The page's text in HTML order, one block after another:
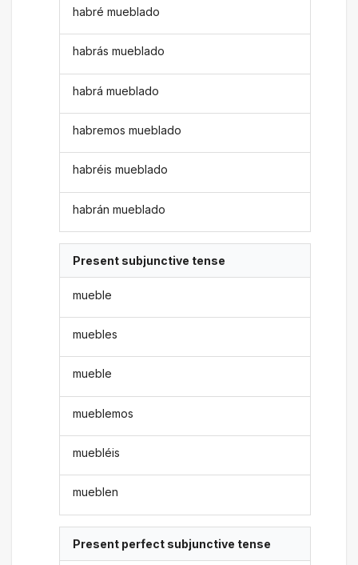
habré mueblado
habrás mueblado
habrá mueblado
habremos mueblado
habréis mueblado
habrán mueblado
Present subjunctive tense
mueble
muebles
mueble
mueblemos
muebléis
mueblen
Present perfect subjunctive tense